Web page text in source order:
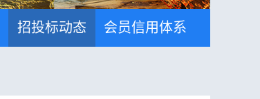
招投标动态 会员信用体系